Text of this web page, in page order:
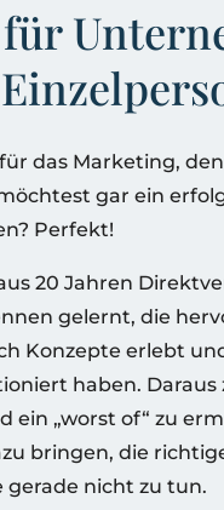
das Marketing,
gar ein
Perfekt!
20 Jahren
gelernt, die
Konzepte erlebt
haben. Daraus
ein „worst of“ zu
bringen, die
gerade nicht zu tun.